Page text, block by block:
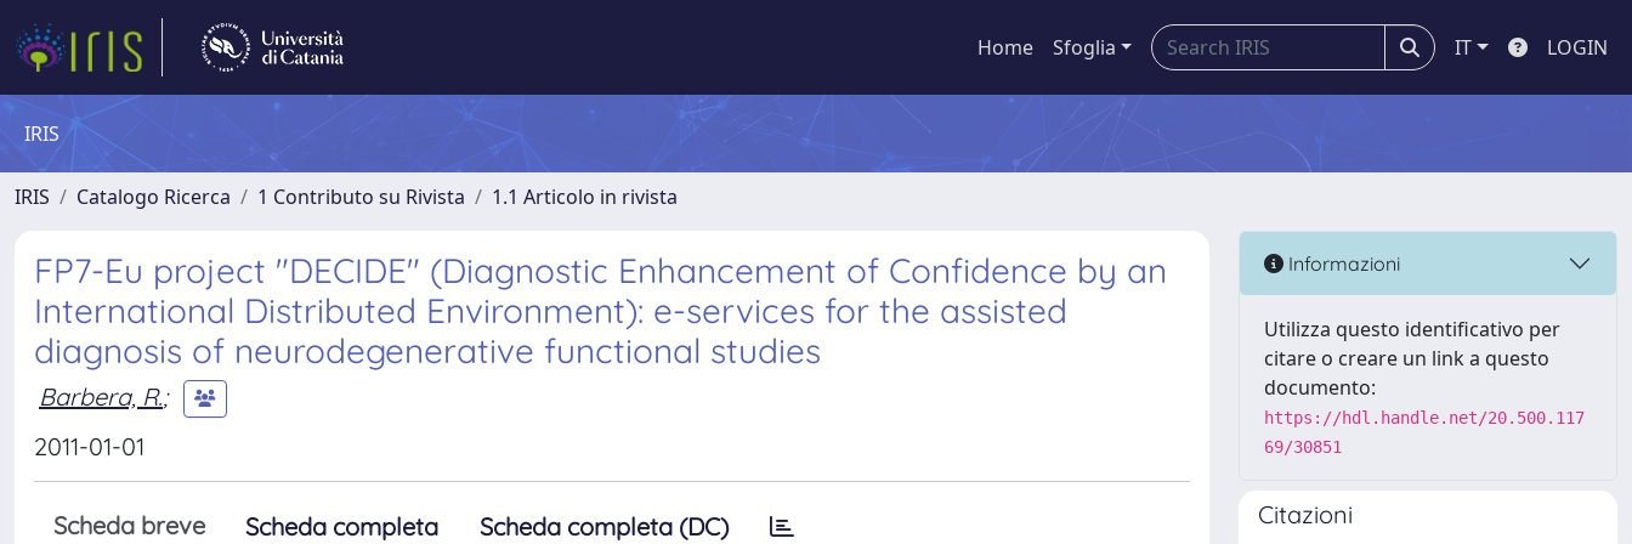
Home Sfoglia IT LOGIN
IRIS
IRIS Catalogo Ricerca 1 Contributo su Rivista 1.1 Articolo in rivista
FP7-Eu project "DECIDE" (Diagnostic Enhancement of Confidence by an
International Distributed Environment): e-services for the assisted
diagnosis of neurodegenerative functional studies
Barbera, R.;
2011-01-01
Scheda breve Scheda completa Scheda completa (DC)
Informazioni
Utilizza questo identificativo per
citare o creare un link a questo
documento:
https://hdl.handle.net/20.500.117
69/30851
Citazioni